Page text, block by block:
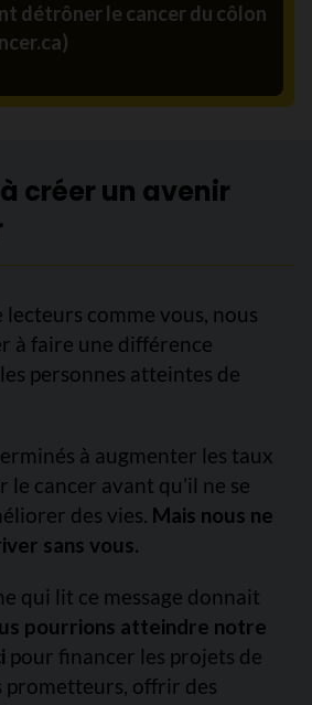
détrôner le cancer du côlon
créer un avenir
lecteurs comme vous, nous
à faire une différence
personnes atteintes de
à augmenter les taux
le cancer avant qu’il ne se
des vies. Mais nous ne
sans vous.
qui lit ce message donnait
pourrions atteindre notre
pour financer les projets de
prometteurs, offrir des